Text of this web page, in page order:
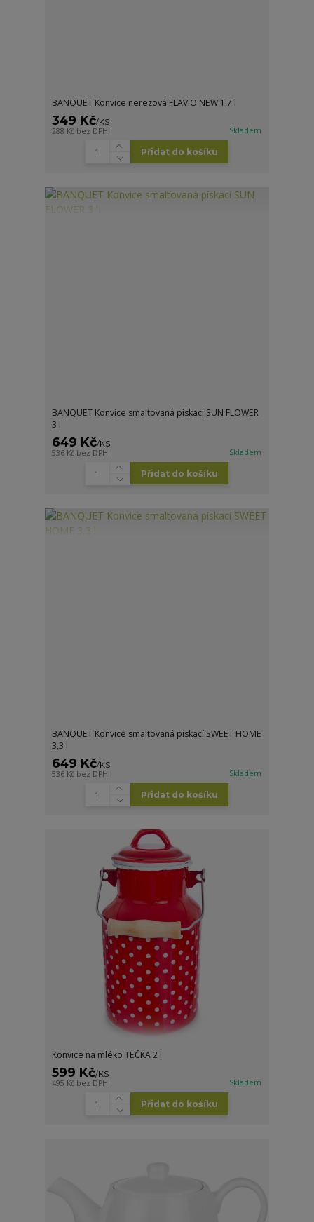
BANQUET Konvice nerezová FLAVIO NEW 1,7 l
349 Kč/KS
288 Kč bez DPH Skladem
Přidat do košíku
BANQUET Konvice smaltovaná pískací SUN FLOWER
3 l
649 Kč/KS
536 Kč bez DPH Skladem
Přidat do košíku
BANQUET Konvice smaltovaná pískací SWEET HOME
3,3 l
649 Kč/KS
536 Kč bez DPH Skladem
Přidat do košíku
Konvice na mléko TEČKA 2 l
599 Kč/KS
495 Kč bez DPH Skladem
Přidat do košíku